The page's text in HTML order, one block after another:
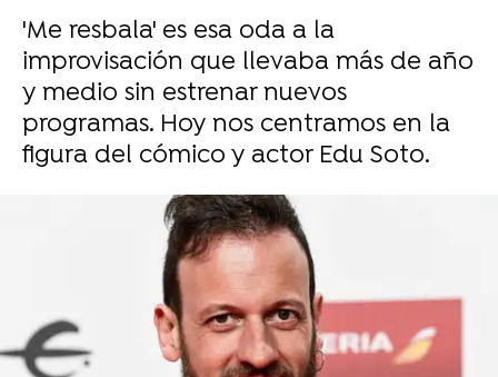
'Me resbala' es esa oda a la
improvisación que llevaba más de año
y medio sin estrenar nuevos
programas. Hoy nos centramos en la
figura del cómico y actor Edu Soto.